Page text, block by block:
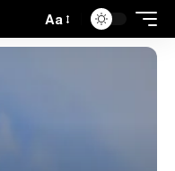
Aa